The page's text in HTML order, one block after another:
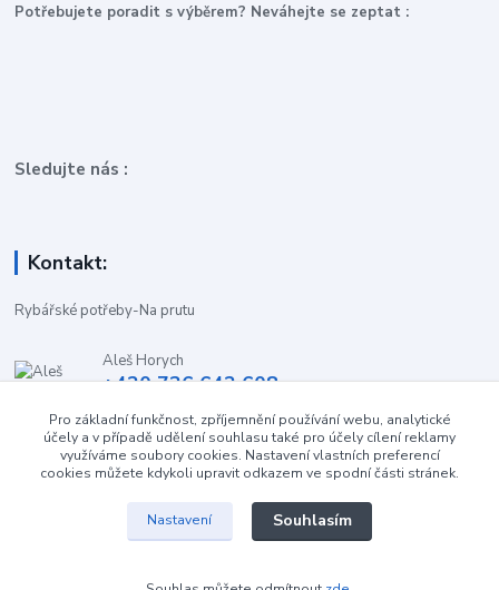
Potřebujete poradit s výběrem? Neváhejte se zeptat :
Sledujte nás :
Kontakt:
Rybářské potřeby-Na prutu
Aleš Horych
+420 736 642 608
obchod-naprutu@seznam.cz
Pro základní funkčnost, zpříjemnění používání webu, analytické
účely a v případě udělení souhlasu také pro účely cílení reklamy
využíváme soubory cookies. Nastavení vlastních preferencí
cookies můžete kdykoli upravit odkazem ve spodní části stránek.
Nastavení Souhlasím